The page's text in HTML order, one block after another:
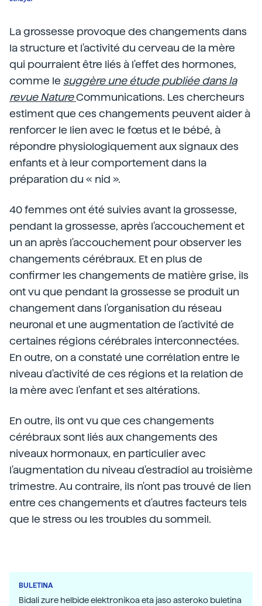
La grossesse provoque des changements dans
la structure et l'activité du cerveau de la mère
qui pourraient être liés à l'effet des hormones,
comme le suggère une étude publiée dans la
revue NatureCommunications. Les chercheurs
estiment que ces changements peuvent aider à
renforcer le lien avec le fœtus et le bébé, à
répondre physiologiquement aux signaux des
enfants et à leur comportement dans la
préparation du « nid ».
40 femmes ont été suivies avant la grossesse,
pendant la grossesse, après l'accouchement et
un an après l'accouchement pour observer les
changements cérébraux. Et en plus de
confirmer les changements de matière grise, ils
ont vu que pendant la grossesse se produit un
changement dans l'organisation du réseau
neuronal et une augmentation de l'activité de
certaines régions cérébrales interconnectées.
En outre, on a constaté une corrélation entre le
niveau d'activité de ces régions et la relation de
la mère avec l'enfant et ses altérations.
En outre, ils ont vu que ces changements
cérébraux sont liés aux changements des
niveaux hormonaux, en particulier avec
l'augmentation du niveau d'estradiol au troisième
trimestre. Au contraire, ils n'ont pas trouvé de lien
entre ces changements et d'autres facteurs tels
que le stress ou les troubles du sommeil.
BULETINA
Bidali zure helbide elektronikoa eta jaso asteroko buletina